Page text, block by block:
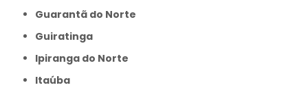
Guarantã do Norte
Guiratinga
Ipiranga do Norte
Itaúba